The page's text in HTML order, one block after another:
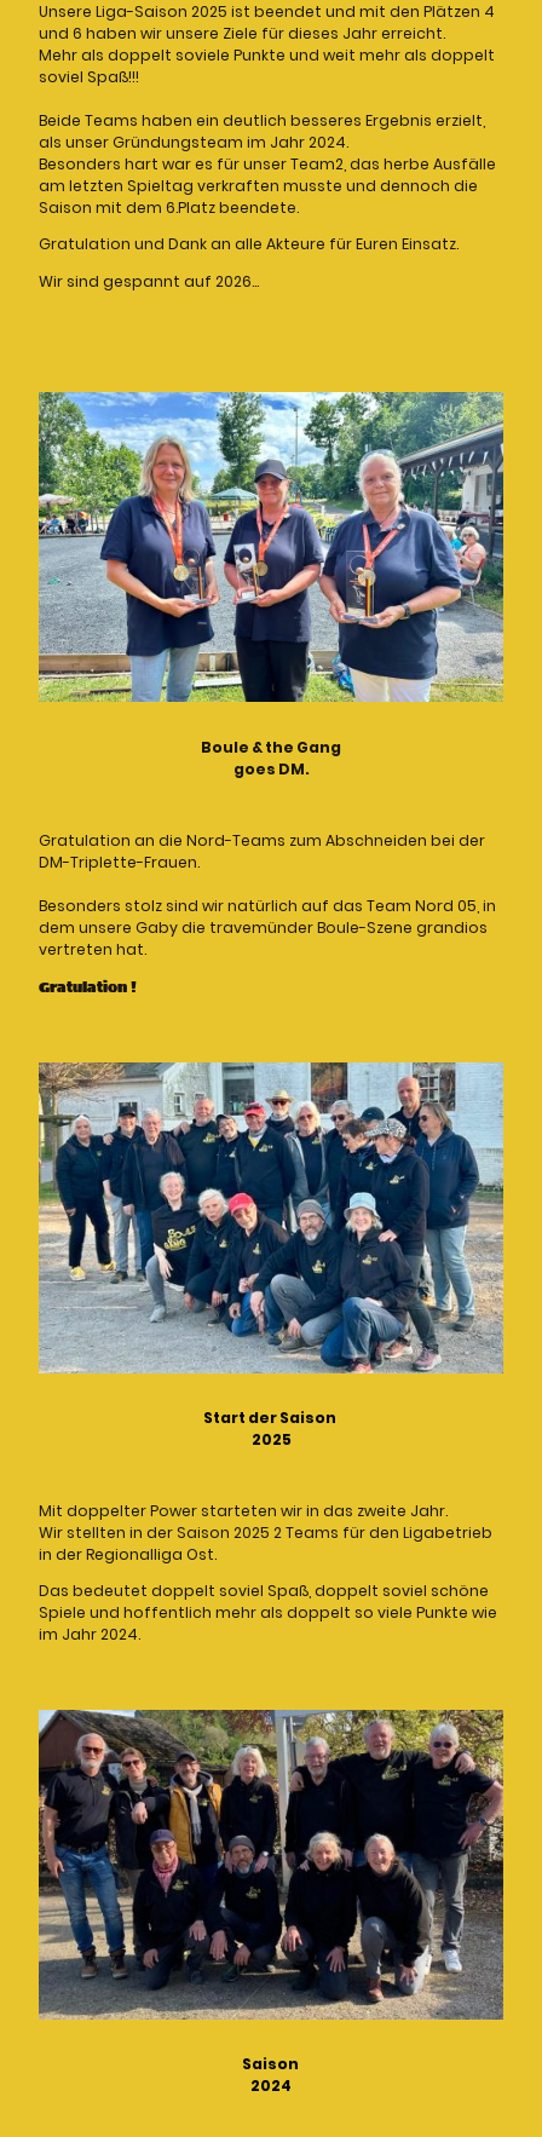
Unsere Liga-Saison 2025 ist beendet und mit den Plätzen 4
und 6 haben wir unsere Ziele für dieses Jahr erreicht.
Mehr als doppelt soviele Punkte und weit mehr als doppelt
soviel Spaß!!!
Beide Teams haben ein deutlich besseres Ergebnis erzielt,
als unser Gründungsteam im Jahr 2024.
Besonders hart war es für unser Team2, das herbe Ausfälle
am letzten Spieltag verkraften musste und dennoch die
Saison mit dem 6.Platz beendete.
Gratulation und Dank an alle Akteure für Euren Einsatz.
Wir sind gespannt auf 2026...
Boule & the Gang
goes DM.
Gratulation an die Nord-Teams zum Abschneiden bei der
DM-Triplette-Frauen.
Besonders stolz sind wir natürlich auf das Team Nord 05, in
dem unsere Gaby die travemünder Boule-Szene grandios
vertreten hat.
Gratulation !
Start der Saison
2025
Mit doppelter Power starteten wir in das zweite Jahr.
Wir stellten in der Saison 2025 2 Teams für den Ligabetrieb
in der Regionalliga Ost.
Das bedeutet doppelt soviel Spaß, doppelt soviel schöne
Spiele und hoffentlich mehr als doppelt so viele Punkte wie
im Jahr 2024.
Saison
2024